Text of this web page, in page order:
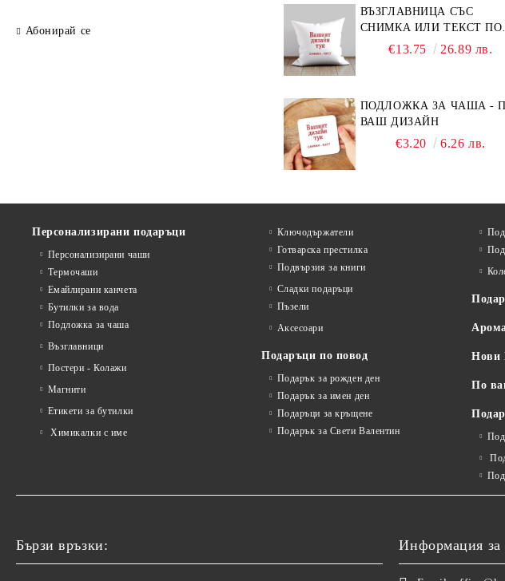
Абонирай се
ВЪЗГЛАВНИЦА СЪС
СНИМКА ИЛИ ТЕКСТ ПО
ВАШ ДИЗАЙН
€13.75 26.89 лв.
ПОДЛОЖКА ЗА ЧАША -
ВАШ ДИЗАЙН
€3.20 6.26 лв.
Персонализирани подаръци
Персонализирани чаши
Термочаши
Емайлирани канчета
Бутилки за вода
Подложка за чаша
Възглавници
Постери - Колажи
Магнити
Етикети за бутилки
Химикалки с име
Ключодържатели
Готварска престилка
Подвързия за книги
Сладки подаръци
Пъзели
Аксесоари
Подаръци по повод
Подарък за рожден ден
Подарък за имен ден
Подаръци за кръщене
Подарък за Свети Валентин
Нови
По
Бързи връзки: Информация за